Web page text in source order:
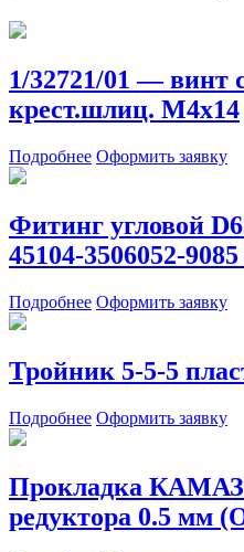
1/32721/01 — винт
крест.шлиц. М4х14
Подробнее Оформить заявку
Фитинг угловой
45104-3506052-
Подробнее Оформить заявку
Тройник 5-5-5
Подробнее Оформить заявку
Прокладка КАМАЗ
редуктора 0.5